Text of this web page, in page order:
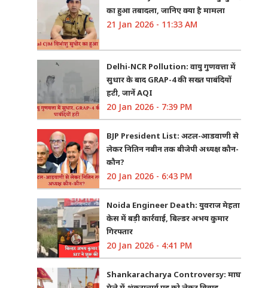
का हुआ तबादला, जानिए क्या है मामला
21 Jan 2026 - 11:33 AM
Delhi-NCR Pollution: वायु गुणवत्ता में
सुधार के बाद GRAP-4 की सख्त पाबंदियों
हटी, जानें AQI
20 Jan 2026 - 7:39 PM
BJP President List: अटल-आडवाणी से
लेकर नितिन नबीन तक बीजेपी अध्यक्ष कौन-
कौन?
20 Jan 2026 - 6:43 PM
Noida Engineer Death: युवराज मेहता
केस में बड़ी कार्रवाई, बिल्डर अभय कुमार
गिरफ्तार
20 Jan 2026 - 4:41 PM
Shankaracharya Controversy: माघ